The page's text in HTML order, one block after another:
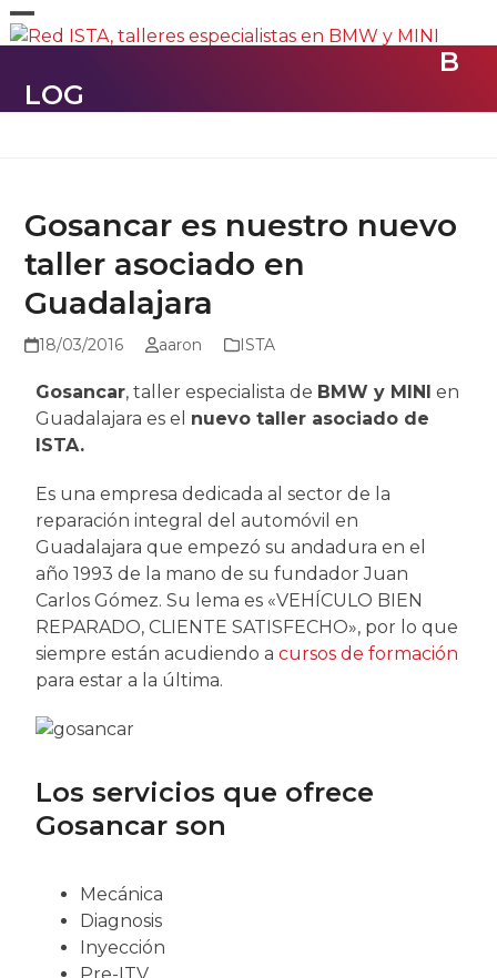
Skip
toOpen
menu
Close
menu
B
LOG
Gosancar es nuestro nuevo
taller asociado en
Guadalajara
18/03/2016 aaron ISTA
Gosancar, taller especialista de BMW y MINI en
Guadalajara es el nuevo taller asociado de
ISTA.
Es una empresa dedicada al sector de la
reparación integral del automóvil en
Guadalajara que empezó su andadura en el
año 1993 de la mano de su fundador Juan
Carlos Gómez. Su lema es «VEHÍCULO BIEN
REPARADO, CLIENTE SATISFECHO», por lo que
siempre están acudiendo acursos de formación
para estar a la última.
Los servicios que ofrece
Gosancar son
Mecánica
Diagnosis
Inyección